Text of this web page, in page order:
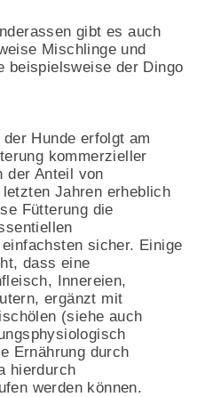
gibt es auch
Mischlinge und
beispielsweise der Dingo
Hunde erfolgt am
kommerzieller
der Anteil von
Jahren erheblich
Fütterung die
sicher. Einige
dass eine
Innereien,
ergänzt mit
(siehe auch
Ernährung durch
hierdurch
werden können.